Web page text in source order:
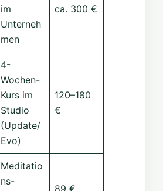
im
Unterneh
men
ca. 300 €
4-
Wochen-
Kurs im
Studio
(Update/
Evo)
120–180
€
Meditatio
ns-
89 €